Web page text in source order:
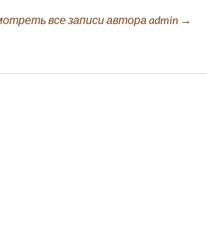
все записи автора admin →